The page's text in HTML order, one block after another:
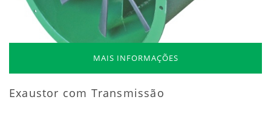
MAIS INFORMAÇÕES
Exaustor com Transmissão